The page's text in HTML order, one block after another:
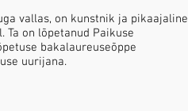
vallas, on kunstnik ja pikaajaline
on lõpetanud Paikuse
bakalaureuseõppe
uurijana.